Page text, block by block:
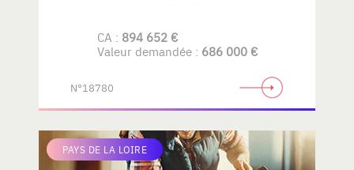
CA : 894 652 €
Valeur demandée : 686 000 €
N°18780
PAYS DE LA LOIRE